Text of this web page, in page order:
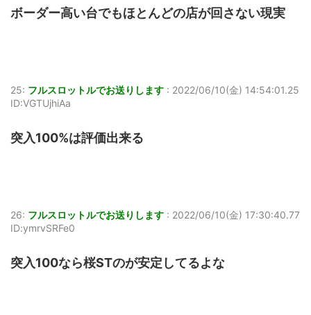
ボーダー高い台でもほとんどの店が回さない現実
25: フルスロットルでお送りします : 2022/06/10(金) 14:54:01.25
ID:VGTUjhiAa
突入100%は評価出来る
26: フルスロットルでお送りします : 2022/06/10(金) 17:30:40.77
ID:ymrvSRFe0
突入100なら桜STのが安定してるよな